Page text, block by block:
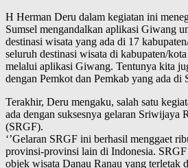
H Herman Deru dalam kegiatan ini
Sumsel mengandalkan aplikasi Giwang
destinasi wisata yang ada di 17
seluruh destinasi wisata di kabupaten/
melalui aplikasi Giwang. Tentunya kita
dengan Pemkot dan Pemkab yang ada di
Terakhir, Deru mengaku, salah satu
ada dengan suksesnya gelaran Sriwijaya
(SRGF).
‘’Gelaran SRGF ini berhasil menggaet
provinsi-provinsi lain di Indonesia.
objek wisata Danau Ranau yang terletak